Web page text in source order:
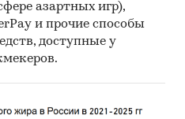
отечественного и
маркетинговых и
азартных игр),
и прочие способы
доступные у